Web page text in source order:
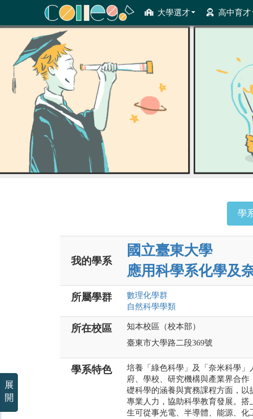
大學選才 高中育才
ColleGo! 大學選才與高中育才輔助系統
學
我的學系
國立臺東大學
應用科學系化學及
所屬學群 數理化學群
自然科學學類
所在校區
知本校區（校本部）
臺東市大學路二段369號
學系特色
培養「綠色科學」及「奈米科學
府、學校、研究機構與產業界合
礎科學的涵養與實務課程方面，
專業人力，協助科學教育發展。
生可從事光電、半導體、能源、
展
開